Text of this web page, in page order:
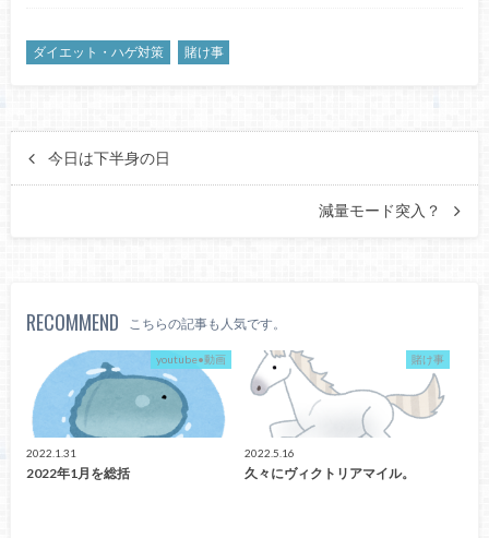
ダイエット・ハゲ対策 賭け事
今日は下半身の日
減量モード突入？
RECOMMEND こちらの記事も人気です。
youtube•動画
2022.1.31
2022年1月を総括
賭け事
2022.5.16
久々にヴィクトリアマイル。